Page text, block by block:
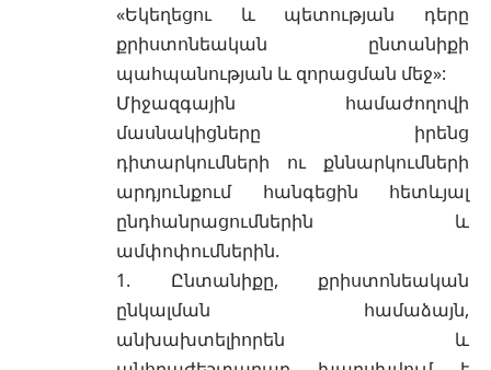
«Եկեղեցու և պետության դերը
քրիստոնեական ընտանիքի
պահպանության և զորացման մեջ»:
Միջազգային համաժողովի
մասնակիցները իրենց
դիտարկումների ու քննարկումների
արդյունքում հանգեցին հետևյալ
ընդհանրացումներին և
ամփոփումներին.
1. Ընտանիքը, քրիստոնեական
ընկալման համաձայն,
անխախտելիորեն և